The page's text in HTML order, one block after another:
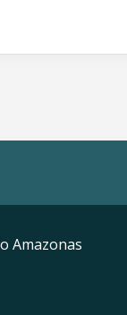
Amazonas